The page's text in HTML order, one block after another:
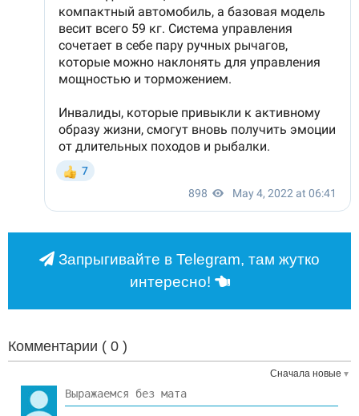
Запрыгивайте в Telegram, там жутко
интересно!
Комментарии ( 0 )
Сначала новые